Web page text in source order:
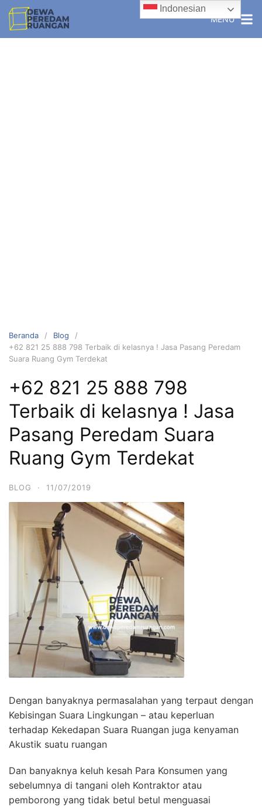
MENU
Beranda
Blog
+62 821 25 888 798 Terbaik di kelasnya ! Jasa Pasang Peredam
Suara Ruang Gym Terdekat
+62 821 25 888 798
Terbaik di kelasnya ! Jasa
Pasang Peredam Suara
Ruang Gym Terdekat
BLOG · 11/07/2019
Dengan banyaknya permasalahan yang terpaut dengan
Kebisingan Suara Lingkungan – atau keperluan
terhadap Kekedapan Suara Ruangan juga kenyaman
Akustik suatu ruangan
Dan banyaknya keluh kesah Para Konsumen yang
sebelumnya di tangani oleh Kontraktor atau
pemborong yang tidak betul betul menguasai
Indonesian